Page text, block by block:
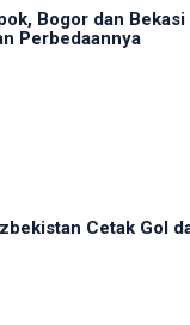
Bogor dan
Perbedaannya
Cetak Gol